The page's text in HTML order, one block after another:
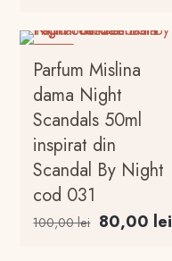
a
100,00 lei.
Parfum Mislina
dama Night
Scandals 50ml
inspirat din
Scandal By Night
cod 031
100,00lei Prețul
80,00 lei